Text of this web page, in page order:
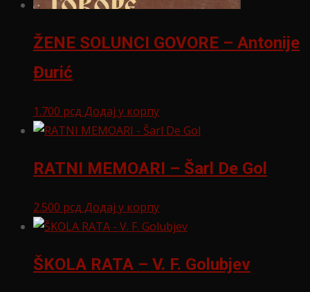
ŽENE SOLUNCI GOVORE – Antonije
Đurić
1.700 рсд Додај у корпу
RATNI MEMOARI – Šarl De Gol
2.500 рсд Додај у корпу
ŠKOLA RATA – V. F. Golubjev